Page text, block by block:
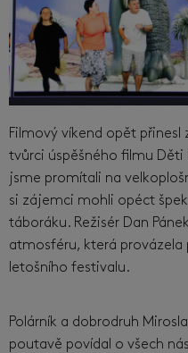
Filmový víkend opět přinesl
tvůrci úspěšného filmu Děti
jsme promítali na
si zájemci mohli opéct
táboráku. Režisér Dan
atmosféru, která
letošního festivalu.
Polárník a dobrodruh
poutavě povídal o všech